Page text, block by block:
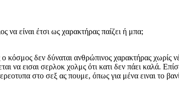
είναι έτσι ως χαρακτήρας παίζει ή μπα;
δεν δύναται ανθρώπινος χαρακτήρας χωρίς
να εισαι σερλοκ χολμς ότι κατι δεν πάει καλά.
στο σεξ ας πουμε, όπως για μένα ειναι το